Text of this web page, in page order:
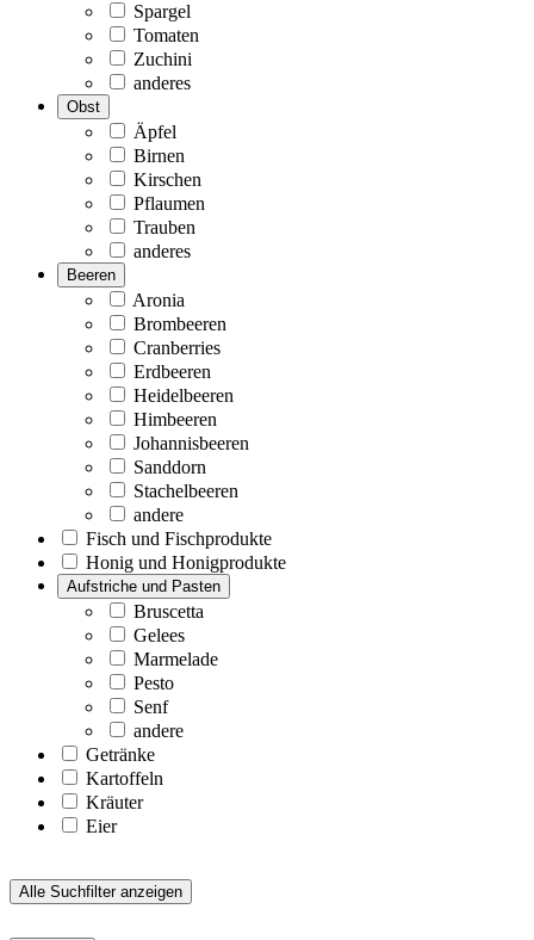
Spargel
Tomaten
Zuchini
anderes
Obst
Äpfel
Birnen
Kirschen
Pflaumen
Trauben
anderes
Beeren
Aronia
Brombeeren
Cranberries
Erdbeeren
Heidelbeeren
Himbeeren
Johannisbeeren
Sanddorn
Stachelbeeren
andere
Fisch und Fischprodukte
Honig und Honigprodukte
Aufstriche und Pasten
Bruscetta
Gelees
Marmelade
Pesto
Senf
andere
Getränke
Kartoffeln
Kräuter
Eier
Alle Suchfilter anzeigen